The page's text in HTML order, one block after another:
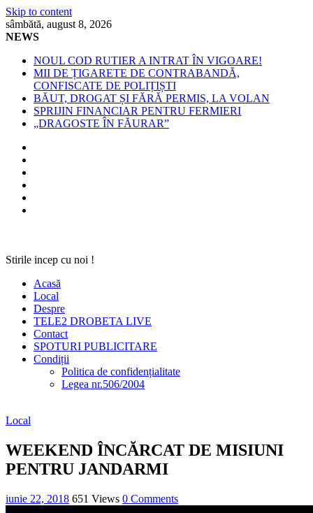
Skip to content
sâmbătă, august 8, 2026
NEWS
NOUL COD RUTIER A INTRAT ÎN VIGOARE!
MII DE ȚIGARETE DE CONTRABANDĂ,
CONFISCATE DE POLIȚIȘTI
BĂUT, DROGAT ȘI FĂRĂ PERMIS, LA VOLAN
SPRIJIN FINANCIAR PENTRU FERMIERI
„DRAGOSTE ÎN FĂURAR”
Stirile incep cu noi !
Acasă
Local
Despre
TELE2 DROBETA LIVE
Contact
SPOTURI PUBLICITARE
Condiții
Politica de confidențialitate
Legea nr.506/2004
Local
WEEKEND ÎNCĂRCAT DE MISIUNI
PENTRU JANDARMI
iunie 22, 2018 651 Views 0 Comments